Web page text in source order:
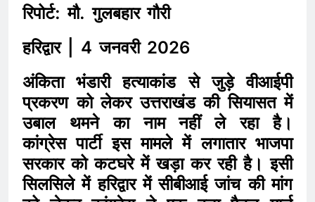
रिपोर्ट: मौ. गुलबहार गौरी
हरिद्वार | 4 जनवरी 2026
अंकिता भंडारी हत्याकांड से जुड़े वीआईपी
प्रकरण को लेकर उत्तराखंड की सियासत में
उबाल थमने का नाम नहीं ले रहा है।
कांग्रेस पार्टी इस मामले में लगातार भाजपा
सरकार को कटघरे में खड़ा कर रही है। इसी
सिलसिले में हरिद्वार में सीबीआई जांच की मांग